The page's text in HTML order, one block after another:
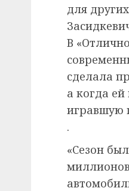
для
В
сделала
а когда
игравшую
.
«Сезон